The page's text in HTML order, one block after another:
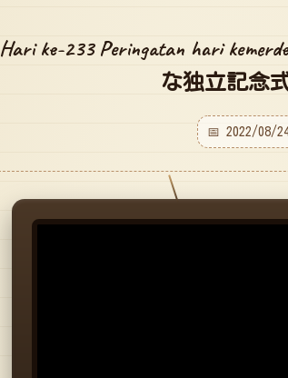
Hari ke-233 Peringatan hari
な独立記念式
📅 2022/08/